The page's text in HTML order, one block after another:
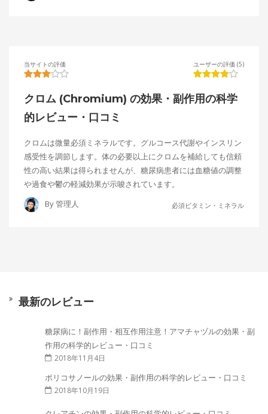
当サイトの評価 ユーザーの評価 (5)
クロム (Chromium) の効果・副作用の科学
的レビュー・口コミ
クロムは微量必須ミネラルです。グルコース代謝やインスリン
感受性を調節します。体の必要以上にクロムを補給しても信頼
性の高い結果は得られませんが、糖尿病患者には血糖値の調整
や過食や鬱の軽減効果が示唆されています。
By管理人 必須ビタミン・ミネラル
最新のレビュー
糖尿病に！副作用・相互作用注意！アマチャヅルの効果・副
作用の科学的レビュー・口コミ
2018年11月4日
ポリコサノールの効果・副作用の科学的レビュー・口コミ
2018年10月19日